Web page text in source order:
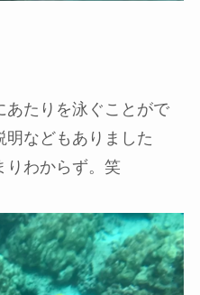
あたりを泳ぐことがで
明などもありました
りわからず。笑